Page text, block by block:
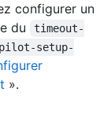
configurer un
du
timeout-
setup-
».